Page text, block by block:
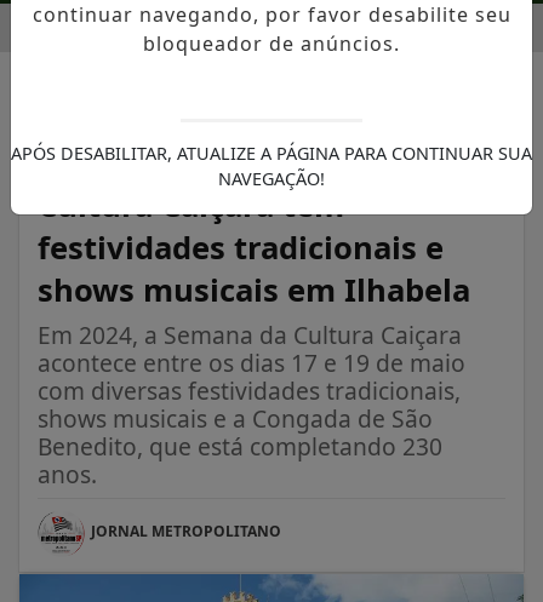
NEGRA: FAZENDA COM 488 HECTARES UNE ALTA
ILHABELA - Semana da
Cultura Caiçara tem
festividades tradicionais e
shows musicais em Ilhabela
Em 2024, a Semana da Cultura Caiçara
acontece entre os dias 17 e 19 de maio
com diversas festividades tradicionais,
shows musicais e a Congada de São
Benedito, que está completando 230
anos.
JORNAL METROPOLITANO
continuar navegando, por favor desabilite seu
bloqueador de anúncios.
APÓS DESABILITAR, ATUALIZE A PÁGINA PARA CONTINUAR SUA
NAVEGAÇÃO!